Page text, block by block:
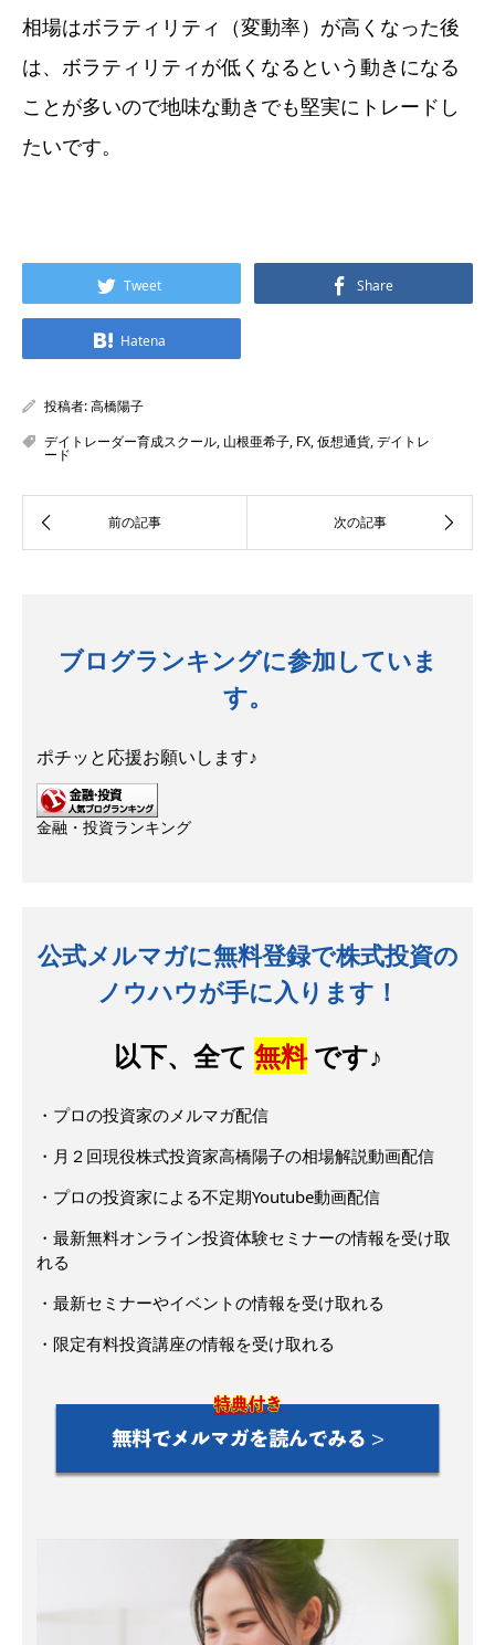
相場はボラティリティ（変動率）が高くなった後
は、ボラティリティが低くなるという動きになる
ことが多いので地味な動きでも堅実にトレードし
たいです。
Tweet Share
Hatena
投稿者:高橋陽子
デイトレーダー育成スクール, 山根亜希子, FX,仮想通貨,デイトレ
ード
ブログランキングに参加していま
す。
ポチッと応援お願いします♪
金融・投資ランキング
公式メルマガに無料登録で株式投資の
ノウハウが手に入ります！
以下、全て 無料です♪
・プロの投資家のメルマガ配信
・月２回現役株式投資家高橋陽子の相場解説動画配信
・プロの投資家による不定期Youtube動画配信
・最新無料オンライン投資体験セミナーの情報を受け取
れる
・最新セミナーやイベントの情報を受け取れる
・限定有料投資講座の情報を受け取れる